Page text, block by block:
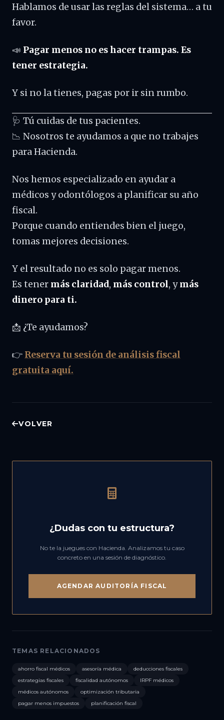
Hablamos de usar las reglas del sistema… a tu
favor.
📣 Pagar menos no es hacer trampas. Es
tener estrategia.
Y si no la tienes, pagas por ir sin rumbo.
🩺 Tú cuidas de tus pacientes.
📉 Nosotros te ayudamos a que no trabajes
para Hacienda.
Nos hemos especializado en ayudar a
médicos y odontólogos a planificar su año
fiscal.
Porque cuando entiendes bien el juego,
tomas mejores decisiones.
Y el resultado no es solo pagar menos.
Es tener más claridad, más control, ymás
dinero para ti.
📩 ¿Te ayudamos?
👉 Reserva tu sesión de análisis fiscal
gratuita aquí.
VOLVER
¿Dudas con tu estructura?
No te la juegues con Hacienda. Analizamos tu caso
concreto en una sesión de diagnóstico.
AGENDAR AUDITORÍA FISCAL
TEMAS RELACIONADOS
ahorro fiscal médicos asesoría médica
deducciones fiscales
estrategias fiscales
fiscalidad autónomos
IRPF médicos
médicos autónomos
optimización tributaria
pagar menos impuestos
planificación fiscal